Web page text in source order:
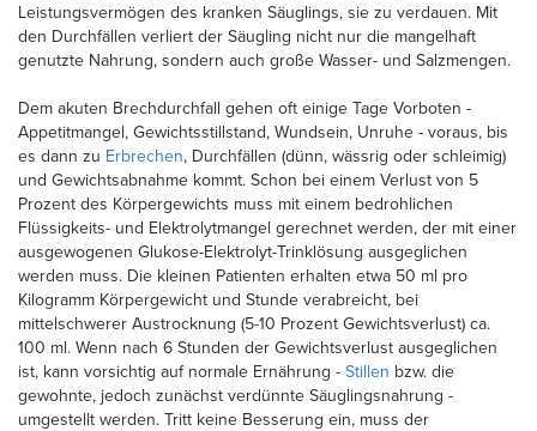
Leistungsvermögen des kranken Säuglings, sie zu verdauen. Mit
den Durchfällen verliert der Säugling nicht nur die mangelhaft
genutzte Nahrung, sondern auch große Wasser- und Salzmengen.
Dem akuten Brechdurchfall gehen oft einige Tage Vorboten -
Appetitmangel, Gewichtsstillstand, Wundsein, Unruhe - voraus, bis
es dann zu Erbrechen, Durchfällen (dünn, wässrig oder schleimig)
und Gewichtsabnahme kommt. Schon bei einem Verlust von 5
Prozent des Körpergewichts muss mit einem bedrohlichen
Flüssigkeits- und Elektrolytmangel gerechnet werden, der mit einer
ausgewogenen Glukose-Elektrolyt-Trinklösung ausgeglichen
werden muss. Die kleinen Patienten erhalten etwa 50 ml pro
Kilogramm Körpergewicht und Stunde verabreicht, bei
mittelschwerer Austrocknung (5-10 Prozent Gewichtsverlust) ca.
100 ml. Wenn nach 6 Stunden der Gewichtsverlust ausgeglichen
ist, kann vorsichtig auf normale Ernährung - Stillen bzw. die
gewohnte, jedoch zunächst verdünnte Säuglingsnahrung -
umgestellt werden. Tritt keine Besserung ein, muss der